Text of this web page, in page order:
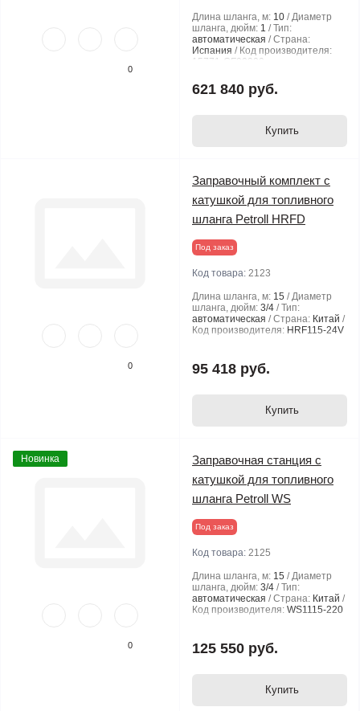
0
Длина шланга, м: 10
Диаметр
шланга, дюйм: 1
Тип:
автоматическая
Страна:
Испания
Код производителя:
15771-CF00000
621 840 руб.
Купить
0
Заправочный комплект с
катушкой для топливного
шланга Petroll HRFD
Под заказ
Код товара: 2123
Длина шланга, м: 15
Диаметр
шланга, дюйм: 3/4
Тип:
автоматическая
Страна: Китай
Код производителя: HRF115-24V
95 418 руб.
Купить
Новинка
0
Заправочная станция с
катушкой для топливного
шланга Petroll WS
Под заказ
Код товара: 2125
Длина шланга, м: 15
Диаметр
шланга, дюйм: 3/4
Тип:
автоматическая
Страна: Китай
Код производителя: WS1115-220
125 550 руб.
Купить